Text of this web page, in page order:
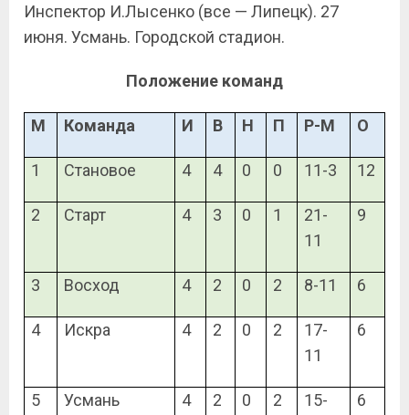
Инспектор И.Лысенко (все — Липецк). 27
июня. Усмань. Городской стадион.
Положение команд
М Команда И В Н П Р-М О
1 Становое 4 4 0 0 11-3 12
2 Старт 4 3 0 1
21-
11
9
3 Восход 4 2 0 2 8-11 6
4 Искра 4 2 0 2
17-
11
6
5 Усмань 4 2 0 2
15-
6